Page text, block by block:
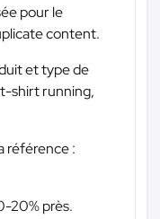
pour le
content.
et type de
shirt running,
référence :
20% près.